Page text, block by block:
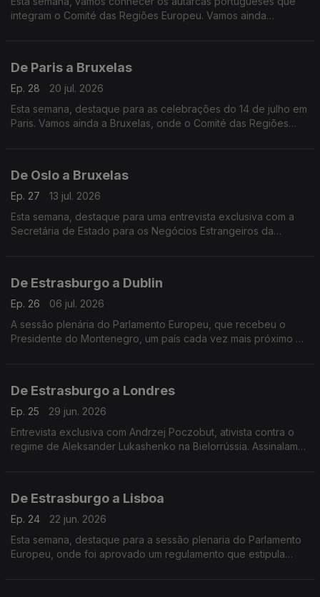
integram o Comité das Regiões Europeu. Vamos ainda
De Paris a Bruxelas
Ep. 28
20 jul. 2026
Esta semana, destaque para as celebrações do 14 de julho em
Paris. Vamos ainda a Bruxelas, onde o Comité das Regiões
De Oslo a Bruxelas
Ep. 27
13 jul. 2026
Esta semana, destaque para uma entrevista exclusiva com a
Secretária de Estado para os Negócios Estrangeiros da
De Estrasburgo a Dublin
Ep. 26
06 jul. 2026
A sessão plenária do Parlamento Europeu, que recebeu o
Presidente do Montenegro, um país cada vez mais próximo de
De Estrasburgo a Londres
Ep. 25
29 jun. 2026
Entrevista exclusiva com Andrzej Poczobut, ativista contra o
regime de Aleksander Lukashenko na Bielorrússia. Assinalamos
De Estrasburgo a Lisboa
Ep. 24
22 jun. 2026
Esta semana, destaque para a sessão plenaria do Parlamento
Europeu, onde foi aprovado um regulamento que estipula